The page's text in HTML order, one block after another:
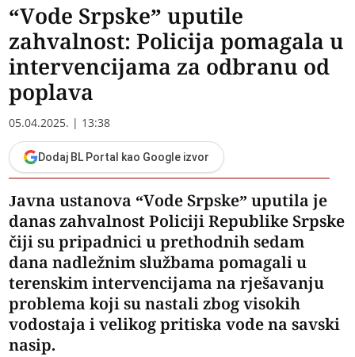
“Vode Srpske” uputile
zahvalnost: Policija pomagala u
intervencijama za odbranu od
poplava
05.04.2025. | 13:38
Dodaj BL Portal kao Google izvor
Javna ustanova “Vode Srpske” uputila je
danas zahvalnost Policiji Republike Srpske
čiji su pripadnici u prethodnih sedam
dana nadležnim službama pomagali u
terenskim intervencijama na rješavanju
problema koji su nastali zbog visokih
vodostaja i velikog pritiska vode na savski
nasip.